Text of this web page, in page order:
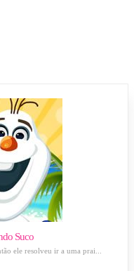
Suco
ele resolveu ir a uma prai...